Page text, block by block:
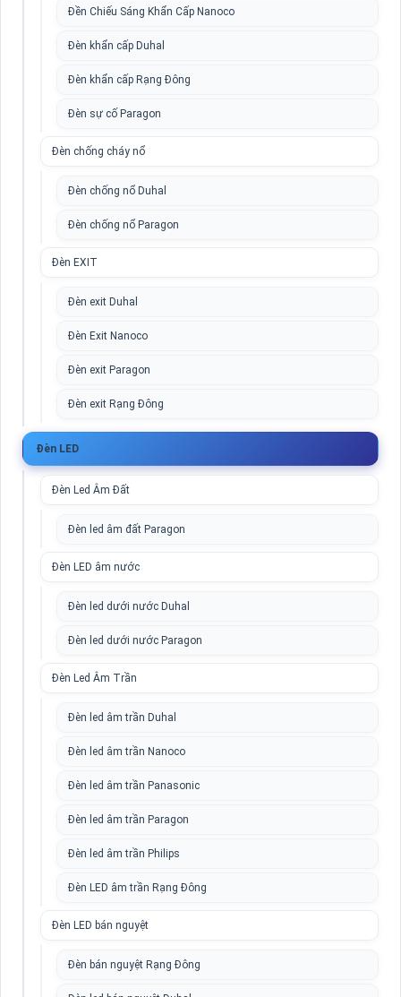
Đền Chiếu Sáng Khẩn Cấp Nanoco
Đèn khẩn cấp Duhal
Đèn khẩn cấp Rạng Đông
Đèn sự cố Paragon
Đèn chống cháy nổ
Đèn chống nổ Duhal
Đèn chống nổ Paragon
Đèn EXIT
Đèn exit Duhal
Đèn Exit Nanoco
Đèn exit Paragon
Đèn exit Rạng Đông
Đèn LED
Đèn Led Âm Đất
Đèn led âm đất Paragon
Đèn LED âm nước
Đèn led dưới nước Duhal
Đèn led dưới nước Paragon
Đèn Led Âm Trần
Đèn led âm trần Duhal
Đèn led âm trần Nanoco
Đèn led âm trần Panasonic
Đèn led âm trần Paragon
Đèn led âm trần Philips
Đèn LED âm trần Rạng Đông
Đèn LED bán nguyệt
Đèn bán nguyệt Rạng Đông